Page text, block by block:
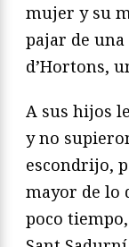
mujer y su
pajar de
d’Hortons,
A sus hijos
y no
escondrijo,
mayor de lo
poco